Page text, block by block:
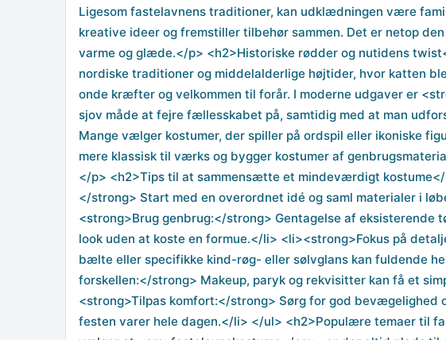
Ligesom fastelavnens traditioner, kan udklædningen være
kreative ideer og fremstiller tilbehør sammen. Det er netop
varme og glæde.</p> <h2>Historiske rødder og nutidens
nordiske traditioner og middelalderlige højtider, hvor katten
onde kræfter og velkommen til forår. I moderne udgaver er
sjov måde at fejre fællesskabet på, samtidig med at man
Mange vælger kostumer, der spiller på ordspil eller ikoniske
mere klassisk til værks og bygger kostumer af
</p> <h2>Tips til at sammensætte et mindeværdigt
</strong> Start med en overordnet idé og saml materialer i
<strong>Brug genbrug:</strong> Gentagelse af eksisterende
look uden at koste en formue.</li> <li><strong>Fokus på
bælte eller specifikke kind-røg- eller sølvglans kan fuldende
forskellen:</strong> Makeup, paryk og rekvisitter kan få et
<strong>Tilpas komfort:</strong> Sørg for god
festen varer hele dagen.</li> </ul> <h2>Populære temaer til